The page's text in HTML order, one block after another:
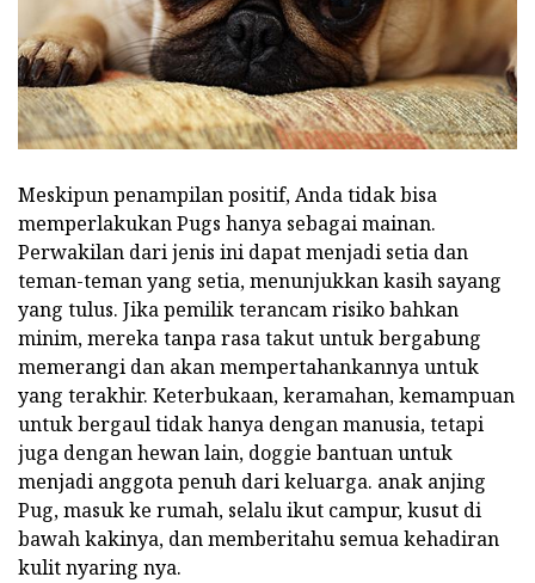
Meskipun penampilan positif, Anda tidak bisa
memperlakukan Pugs hanya sebagai mainan.
Perwakilan dari jenis ini dapat menjadi setia dan
teman-teman yang setia, menunjukkan kasih sayang
yang tulus. Jika pemilik terancam risiko bahkan
minim, mereka tanpa rasa takut untuk bergabung
memerangi dan akan mempertahankannya untuk
yang terakhir. Keterbukaan, keramahan, kemampuan
untuk bergaul tidak hanya dengan manusia, tetapi
juga dengan hewan lain, doggie bantuan untuk
menjadi anggota penuh dari keluarga. anak anjing
Pug, masuk ke rumah, selalu ikut campur, kusut di
bawah kakinya, dan memberitahu semua kehadiran
kulit nyaring nya.